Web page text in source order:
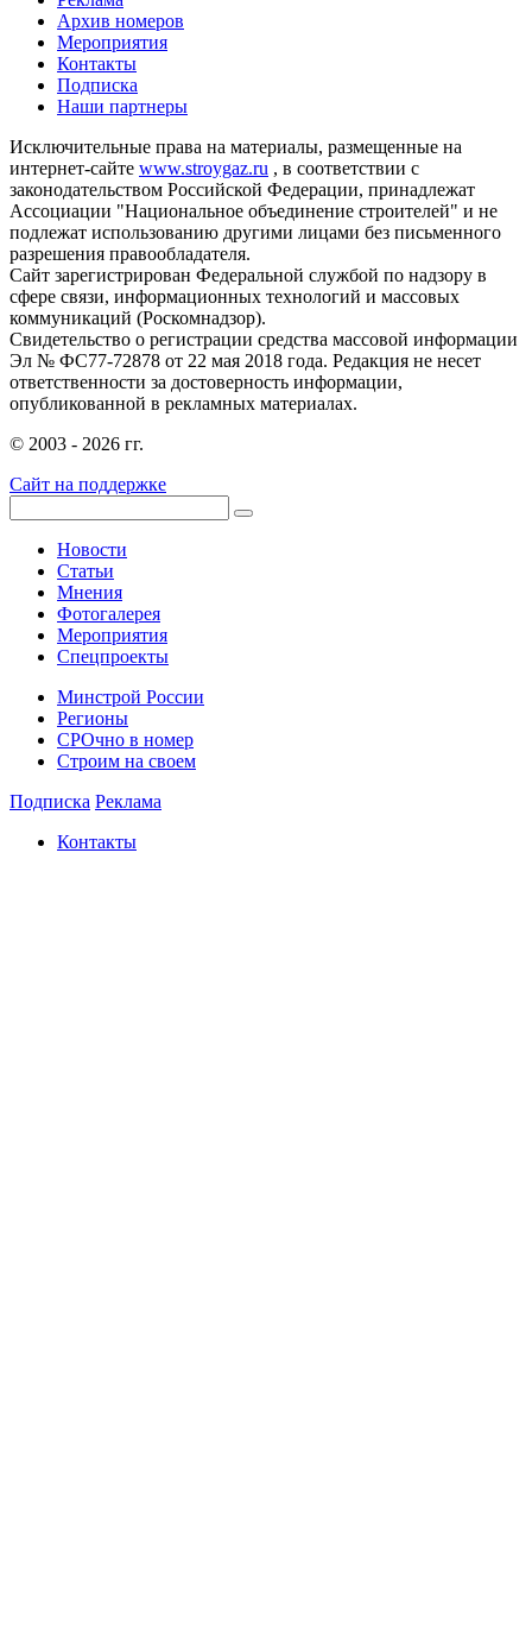
Архив номеров
Мероприятия
Контакты
Подписка
Наши партнеры
Исключительные права на материалы, размещенные на
интернет-сайте www.stroygaz.ru , в соответствии с
законодательством Российской Федерации, принадлежат
Ассоциации "Национальное объединение строителей" и не
подлежат использованию другими лицами без письменного
разрешения правообладателя.
Сайт зарегистрирован Федеральной службой по надзору в
сфере связи, информационных технологий и массовых
коммуникаций (Роскомнадзор).
Свидетельство о регистрации средства массовой информации
Эл № ФС77-72878 от 22 мая 2018 года. Редакция не несет
ответственности за достоверность информации,
опубликованной в рекламных материалах.
© 2003 - 2026 гг.
Сайт на поддержке
Новости
Статьи
Мнения
Фотогалерея
Мероприятия
Спецпроекты
Минстрой России
Регионы
СРОчно в номер
Строим на своем
Подписка Реклама
Контакты